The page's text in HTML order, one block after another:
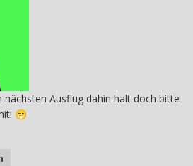
nächsten Ausflug dahin halt doch bitte
😁